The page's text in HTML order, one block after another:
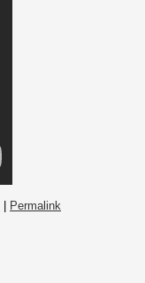
Permalink